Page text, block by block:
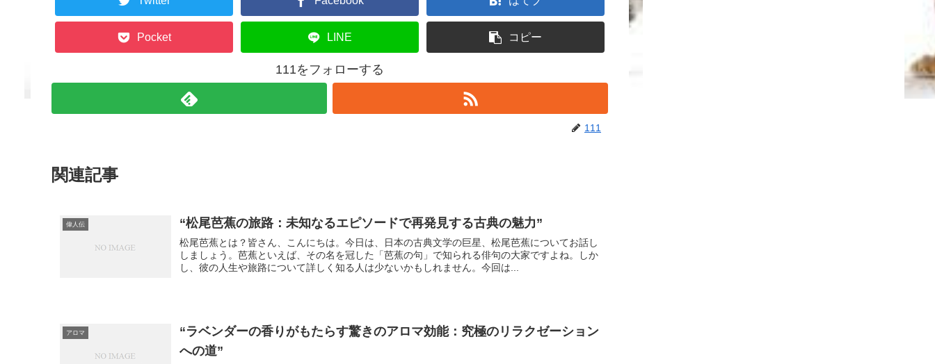
Pocket LINE コピー
111をフォローする
111
関連記事
偉人伝 “松尾芭蕉の旅路：未知なるエピソードで再発見する古典の魅力”
松尾芭蕉とは？皆さん、こんにちは。今日は、日本の古典文学の巨星、松尾芭蕉についてお話し
しましょう。芭蕉といえば、その名を冠した「芭蕉の句」で知られる俳句の大家ですよね。しか
し、彼の人生や旅路について詳しく知る人は少ないかもしれません。今回は...
アロマ
“ラベンダーの香りがもたらす驚きのアロマ効能：究極のリラクゼーション
への道”